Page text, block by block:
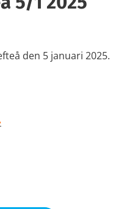
den 5 januari 2025.